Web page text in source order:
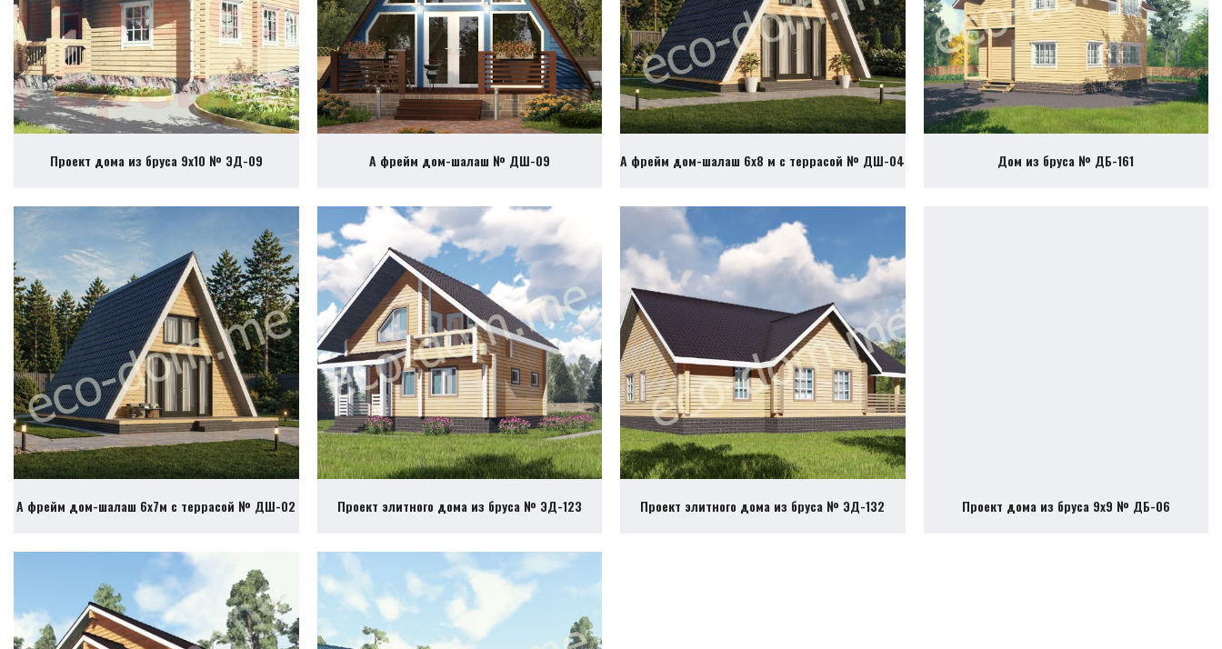
Проект дома из бруса 9х10 № ЭД-09 А фрейм дом-шалаш № ДШ-09 А фрейм дом-шалаш 6х8 м с террасой № ДШ-04 Дом из бруса № ДБ-161
А фрейм дом-шалаш 6х7м с террасой № ДШ-02 Проект элитного дома из бруса № ЭД-123 Проект элитного дома из бруса № ЭД-132 Проект дома из бруса 9х9 № ДБ-06